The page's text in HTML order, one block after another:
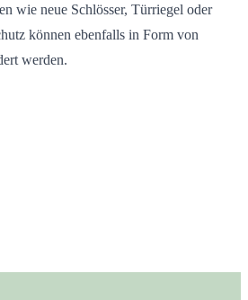
wie neue Schlösser, Türriegel oder
können ebenfalls in Form von
werden.